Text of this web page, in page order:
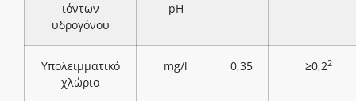
ιόντων
υδρογόνου
pH
Υπολειμματικό
χλώριο
mg/l 0,35 ≥0,22